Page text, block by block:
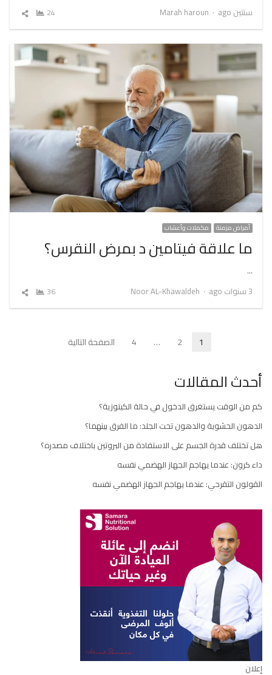
سنتين ago
Author
Marah haroun
24
شارك
أمراض مزمنة مكملات وأعشاب
ما علاقة فيتامين د بمرض النقرس؟
…
3 سنوات ago
Author
Noor AL-Khawaldeh
36
شارك
المقالات
Page 1
Page 2
…
Page 4 الصفحة التالية
أحدث المقالات
كم من الوقت يستغرق الدخول في حالة الكيتوزية؟
الدهون الحشوية والدهون تحت الجلد: ما الفرق بينهما؟
هل تختلف قدرة الجسم على الاستفادة من البروتين باختلاف مصدره؟
داء كرون: عندما يهاجم الجهاز الهضمي نفسه
القولون التقرحي: عندما يهاجم الجهاز الهضمي نفسه
إعلان